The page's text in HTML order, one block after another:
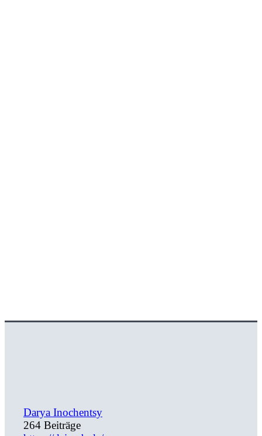
Darya Inochentsy
264 Beiträge